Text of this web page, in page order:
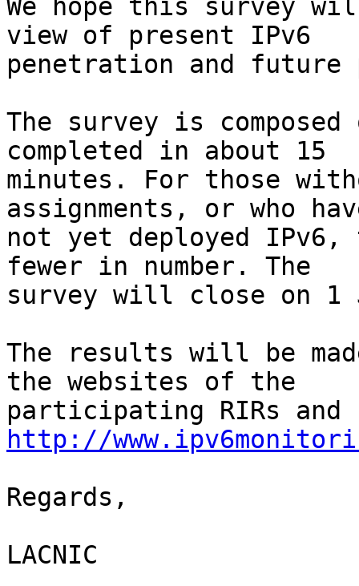
We hope this survey
view of present IPv6
penetration and future
The survey is
completed in about 15
minutes. For those
assignments, or who
not yet deployed
fewer in number. The
survey will close on 1
The results will be
the websites of the
http://
Regards,
LACNIC